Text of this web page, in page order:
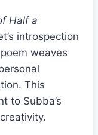
Half a
introspection
weaves
This
to Subba’s